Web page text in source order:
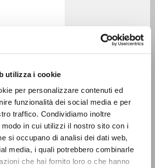
utilizza i cookie
per personalizzare contenuti ed
funzionalità dei social media e per
traffico. Condividiamo inoltre
in cui utilizzi il nostro sito con i
si occupano di analisi dei dati web,
media, i quali potrebbero combinarle
che hai fornito loro o che hanno
TROVATI